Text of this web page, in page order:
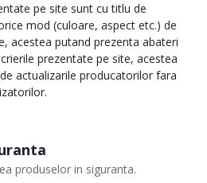
produselor in siguranta.
pe site sunt cu titlu de
mod (culoare, aspect etc.) de
acestea putand prezenta abateri
prezentate pe site, acestea
actualizarile producatorilor fara